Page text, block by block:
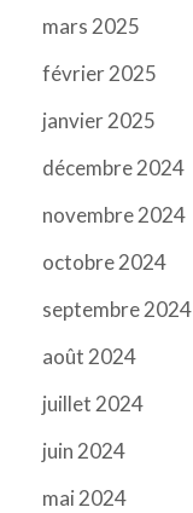
mars 2025
février 2025
janvier 2025
décembre 2024
novembre 2024
octobre 2024
septembre 2024
août 2024
juillet 2024
juin 2024
mai 2024